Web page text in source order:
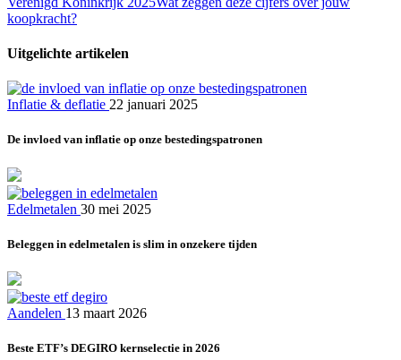
koopkracht?
Uitgelichte artikelen
Inflatie & deflatie 22 januari 2025
De invloed van inflatie op onze bestedingspatronen
Edelmetalen 30 mei 2025
Beleggen in edelmetalen is slim in onzekere tijden
Aandelen 13 maart 2026
Beste ETF’s DEGIRO kernselectie in 2026